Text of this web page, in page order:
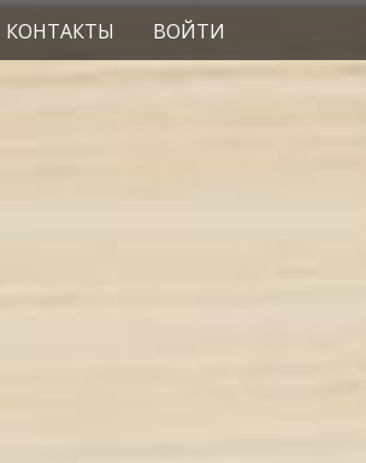
КОНТАКТЫ ВОЙТИ